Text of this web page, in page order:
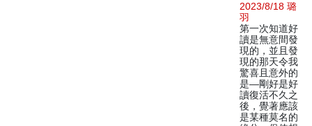
2023/8/18 璐
羽
第一次知道好
讀是無意間發
現的，並且發
現的那天令我
驚喜且意外的
是—剛好是好
讀復活不久之
後，覺著應該
是某種莫名的